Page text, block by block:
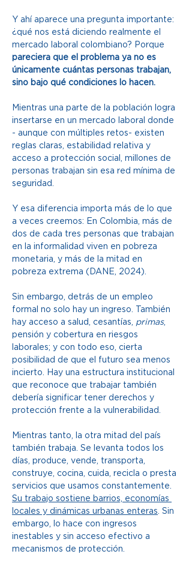
Y ahí aparece una pregunta importante:
¿qué nos está diciendo realmente el
mercado laboral colombiano? Porque
pareciera que el problema ya no es
únicamente cuántas personas trabajan,
sino bajo qué condiciones lo hacen.
Mientras una parte de la población logra
insertarse en un mercado laboral donde
- aunque con múltiples retos- existen
reglas claras, estabilidad relativa y
acceso a protección social, millones de
personas trabajan sin esa red mínima de
seguridad.
Y esa diferencia importa más de lo que
a veces creemos: En Colombia, más de
dos de cada tres personas que trabajan
en la informalidad viven en pobreza
monetaria, y más de la mitad en
pobreza extrema (DANE, 2024).
Sin embargo, detrás de un empleo
formal no solo hay un ingreso. También
hay acceso a salud, cesantías, primas,
pensión y cobertura en riesgos
laborales; y con todo eso, cierta
posibilidad de que el futuro sea menos
incierto. Hay una estructura institucional
que reconoce que trabajar también
debería significar tener derechos y
protección frente a la vulnerabilidad.
Mientras tanto, la otra mitad del país
también trabaja. Se levanta todos los
días, produce, vende, transporta,
construye, cocina, cuida, recicla o presta
servicios que usamos constantemente.
Su trabajo sostiene barrios, economías
locales y dinámicas urbanas enteras. Sin
embargo, lo hace con ingresos
inestables y sin acceso efectivo a
mecanismos de protección.